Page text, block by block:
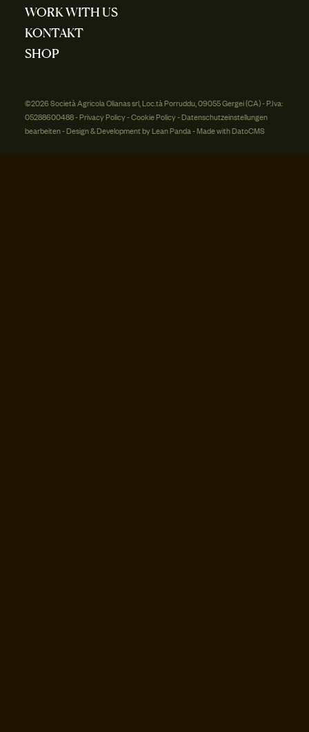
WORK WITH US
KONTAKT
SHOP
©2026 Società Agricola Olianas srl, Loc.tà Porruddu, 09055 Gergei (CA) - P.Iva:
05288600488 -Privacy Policy-Cookie Policy-Datenschutzeinstellungen
bearbeiten-Design & Development by Lean Panda-Made with DatoCMS